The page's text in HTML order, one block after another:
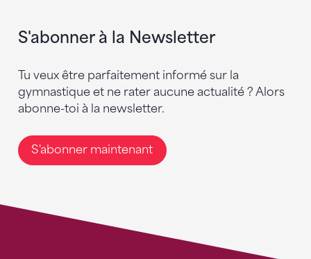
S'abonner à la Newsletter
Tu veux être parfaitement informé sur la
gymnastique et ne rater aucune actualité ? Alors
abonne-toi à la newsletter.
S'abonner maintenant